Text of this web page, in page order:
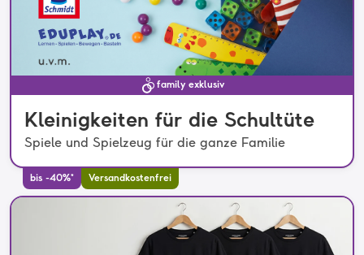
family exklusiv
Kleinigkeiten für die Schultüte
Spiele und Spielzeug für die ganze Familie
bis -40%* Versandkostenfrei